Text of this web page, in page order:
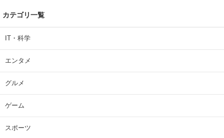
カテゴリ一覧
IT・科学
エンタメ
グルメ
ゲーム
スポーツ